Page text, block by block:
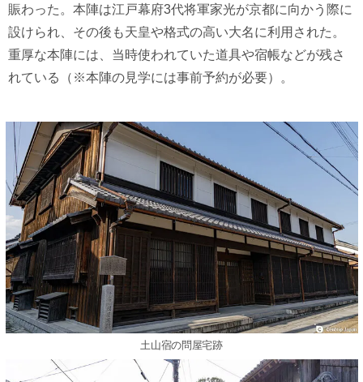
賑わった。本陣は江戸幕府3代将軍家光が京都に向かう際に
設けられ、その後も天皇や格式の高い大名に利用された。
重厚な本陣には、当時使われていた道具や宿帳などが残さ
れている（※本陣の見学には事前予約が必要）。
土山宿の問屋宅跡